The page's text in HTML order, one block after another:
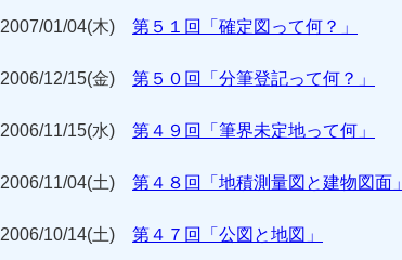
2007/01/04(木)第５１回「確定図って何？」
2006/12/15(金)第５０回「分筆登記って何？」
2006/11/15(水)第４９回「筆界未定地って何」
2006/11/04(土)第４８回「地積測量図と建物図面」
2006/10/14(土)第４７回「公図と地図」